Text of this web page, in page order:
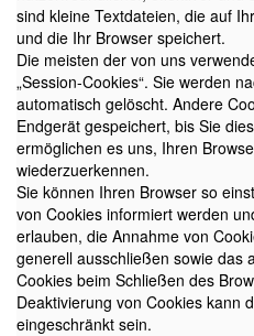
sind kleine Textdateien, die auf
und die Ihr Browser speichert.
Die meisten der von uns
„Session-Cookies“. Sie werden
automatisch gelöscht. Andere
Endgerät gespeichert, bis Sie
ermöglichen es uns, Ihren
wiederzuerkennen.
Sie können Ihren Browser so
von Cookies informiert werden
erlauben, die Annahme von
generell ausschließen sowie das
Cookies beim Schließen des
Deaktivierung von Cookies kann
eingeschränkt sein.